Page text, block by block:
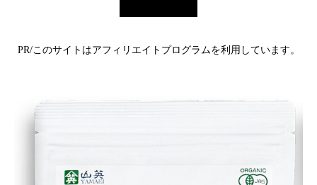
PR/このサイトはアフィリエイトプログラムを利用しています。